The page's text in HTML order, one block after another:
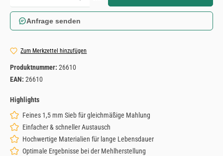
Anfrage senden
Zum Merkzettel hinzufügen
Produktnummer: 26610
EAN: 26610
Highlights
Feines 1,5 mm Sieb für gleichmäßige Mahlung
Einfacher & schneller Austausch
Hochwertige Materialien für lange Lebensdauer
Optimale Ergebnisse bei der Mehlherstellung